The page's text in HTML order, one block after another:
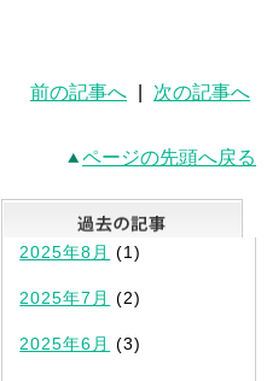
前の記事へ 次の記事へ
ページの先頭へ戻る
最新記事一覧
2025年8月 (1)
2025年7月 (2)
2025年6月 (3)